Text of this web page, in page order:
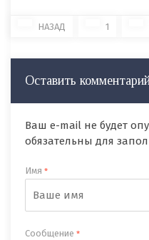
НАЗАД 1
Оставить
Ваш e-mail не будет
обязательны для
Имя *
Сообщение *